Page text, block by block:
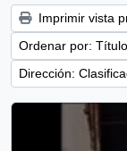
Imprimir vista
Ordenar por: Título
Dirección: